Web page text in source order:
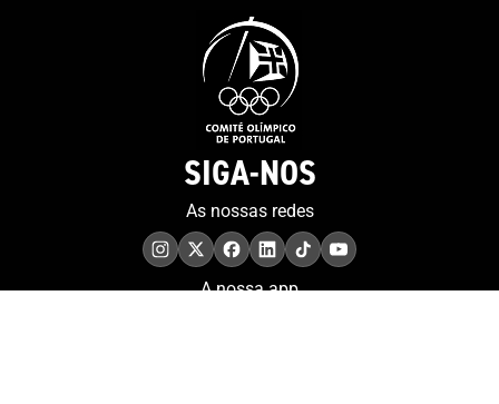
SIGA-NOS
As nossas redes
A nossa app